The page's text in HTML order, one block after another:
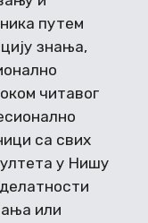
путем
знања,
читавог
са свих
у Нишу
или